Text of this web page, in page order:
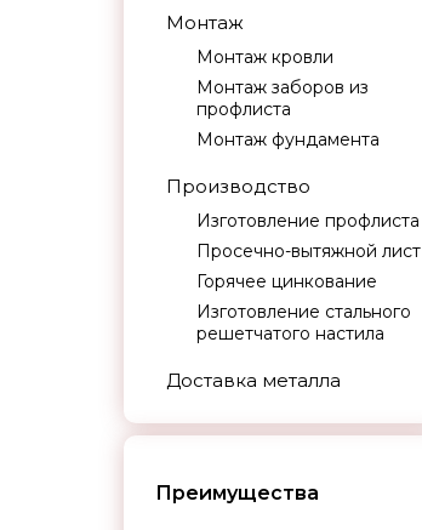
Монтаж
Монтаж кровли
Монтаж заборов из
профлиста
Монтаж фундамента
Производство
Изготовление профлиста
Просечно-вытяжной лист
Горячее цинкование
Изготовление стального
решетчатого настила
Доставка металла
Преимущества